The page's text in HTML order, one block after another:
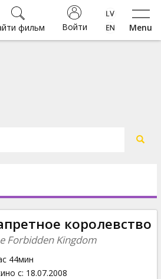
Menu
Войти
фильм
королевство
Forbidden Kingdom
44мин
с: 18.07.2008